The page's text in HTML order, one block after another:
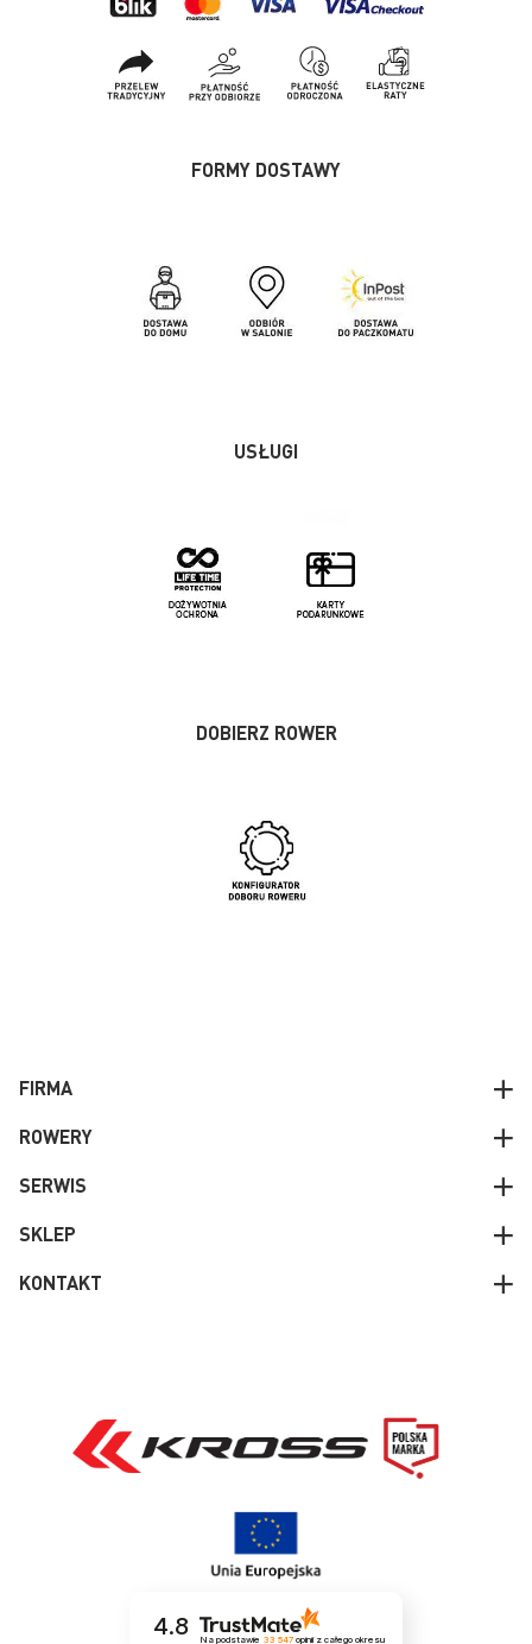
FORMY DOSTAWY
USŁUGI
DOBIERZ ROWER
FIRMA
ROWERY
SERWIS
SKLEP
KONTAKT
4.8
Na podstawie 33 547opinii z całego okresu